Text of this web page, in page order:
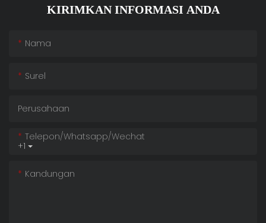
KIRIMKAN INFORMASI ANDA
Nama
Surel
Perusahaan
+1
Telepon/whatsapp/wechat
Kandungan